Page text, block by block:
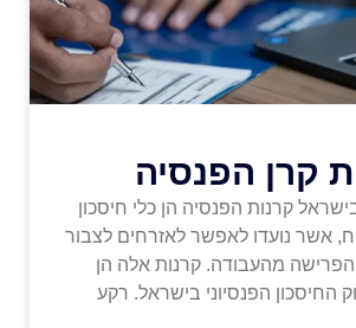
קרן הפנסיה
קרנות הפנסיה הן כלי חיסכון
אשר נועדו לאפשר לאזרחים לצבור
הפרישה מהעבודה. קרנות אלה הן
החיסכון הפנסיוני בישראל. רקע